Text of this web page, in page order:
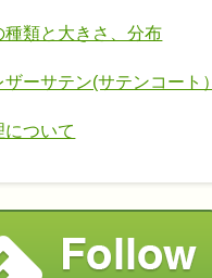
種類と大きさ、分布
ーサテン(サテンコート）
ついて